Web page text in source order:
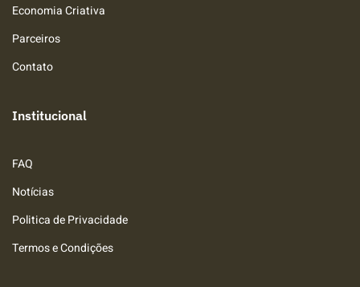
Economia Criativa
Parceiros
Contato
Institucional
FAQ
Notícias
Politica de Privacidade
Termos e Condições